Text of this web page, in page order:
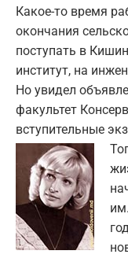
Какое-то время
окончания
поступать в
институт, на
Но увидел
факультет
вступительные